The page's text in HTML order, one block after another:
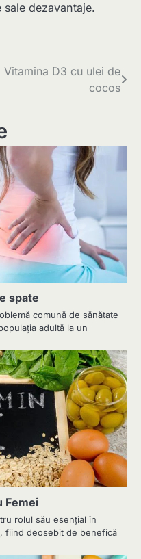
dezavantaje.
Vitamina D3 cu ulei de
cocos
spate
comună de sănătate
adultă la un
Femei
rolul său esențial în
fiind deosebit de benefică